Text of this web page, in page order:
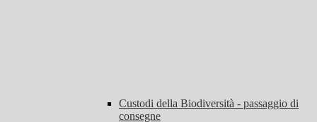
Custodi della Biodiversità - passaggio di
consegne